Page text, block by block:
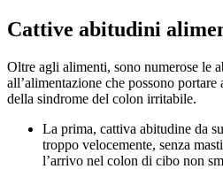
Cattive abitudini
Oltre agli alimenti, sono numerose le
all’alimentazione che possono
della sindrome del colon irritabile.
La prima, cattiva abitudine da
troppo velocemente, senza
l’arrivo nel colon di cibo non